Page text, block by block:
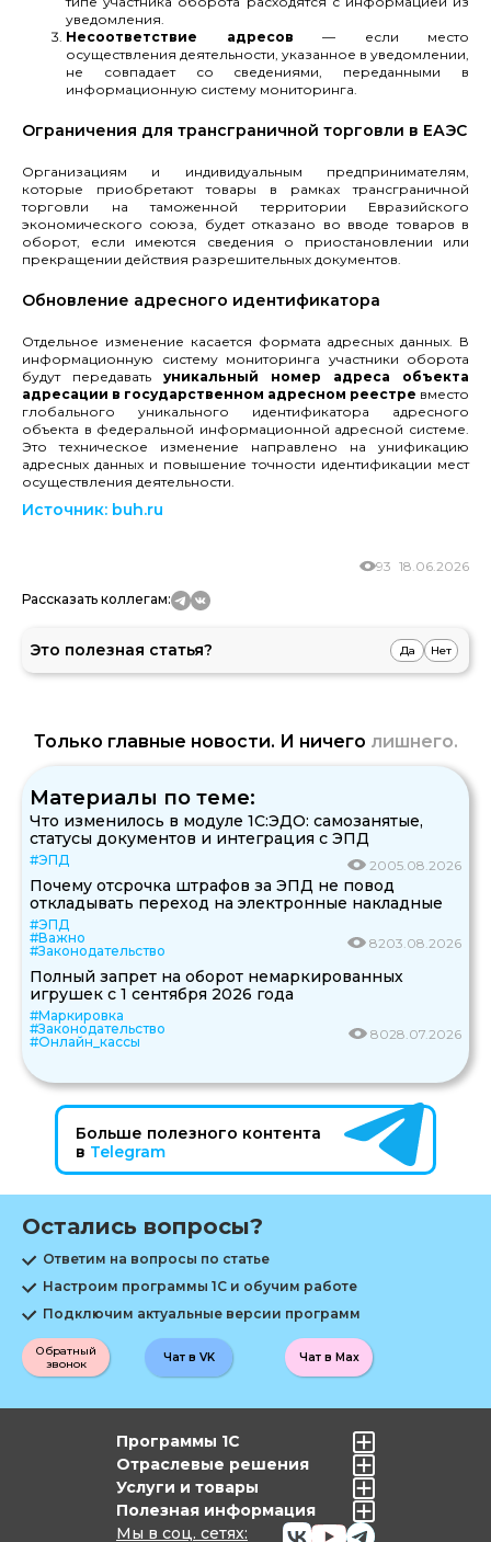
уведомления.
Несоответствие адресов — если место
осуществления деятельности, указанное в уведомлении,
не совпадает со сведениями, переданными в
информационную систему мониторинга.
Ограничения для трансграничной торговли в ЕАЭС
Организациям и индивидуальным предпринимателям,
которые приобретают товары в рамках трансграничной
торговли на таможенной территории Евразийского
экономического союза, будет отказано во вводе товаров в
оборот, если имеются сведения о приостановлении или
прекращении действия разрешительных документов.
Обновление адресного идентификатора
Отдельное изменение касается формата адресных данных. В
информационную систему мониторинга участники оборота
будут передавать уникальный номер адреса объекта
адресации в государственном адресном реестре вместо
глобального уникального идентификатора адресного
объекта в федеральной информационной адресной системе.
Это техническое изменение направлено на унификацию
адресных данных и повышение точности идентификации мест
осуществления деятельности.
Источник: buh.ru
18.06.2026
93
Рассказать коллегам:
Это полезная статья? Да Нет
Только главные новости. И ничего лишнего.
Материалы по теме:
Что изменилось в модуле 1С:ЭДО: самозанятые,
статусы документов и интеграция с ЭПД
#ЭПД 2005.08.2026
Почему отсрочка штрафов за ЭПД не повод
откладывать переход на электронные накладные
#ЭПД
#Важно
#Законодательство
8203.08.2026
Полный запрет на оборот немаркированных
игрушек с 1 сентября 2026 года
#Маркировка
#Законодательство
#Онлайн_кассы
8028.07.2026
Больше полезного контента
в Telegram
Остались вопросы?
Ответим на вопросы по статье
Настроим программы 1С и обучим работе
Подключим актуальные версии программ
Обратный
звонок
Чат в Max
Чат в VK
Мы в соц. сетях:
Программы 1С
Отраслевые решения
Услуги и товары
Полезная информация